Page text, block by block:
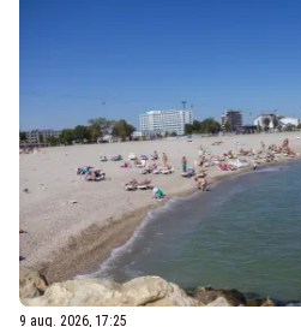
9 aug. 2026, 17:25